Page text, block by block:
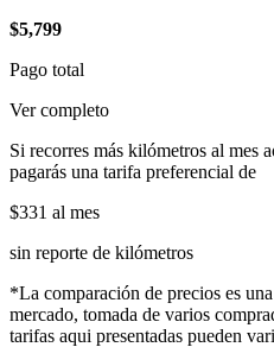
$5,799
Pago total
Ver completo
Si recorres más kilómetros al mes
pagarás una tarifa preferencial de
$331 al mes
sin reporte de kilómetros
*La comparación de precios es
mercado, tomada de varios
tarifas aqui presentadas pueden